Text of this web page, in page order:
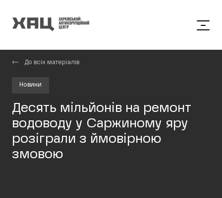
До всіх матеріалів
Новини
Десять мільйонів на ремонт
водоводу у Саржиному яру
розіграли з ймовірною
змовою